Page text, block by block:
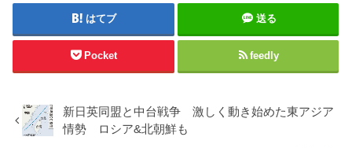
はてブ 送る
Pocket feedly
新日英同盟と中台戦争 激しく動き始めた東アジア
情勢 ロシア&北朝鮮も